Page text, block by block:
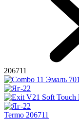
206711
Termo 206711